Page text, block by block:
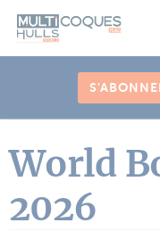
World
2026